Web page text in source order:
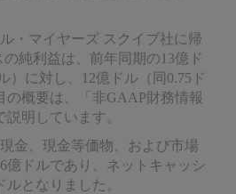
・マイヤーズ スクイブ社に帰
純利益は、前年同期の13億ド
）に対し、12億ドル（同0.75ド
の概要は、「非GAAP財務情報
明しています。
金、現金等価物、および市場
億ドルであり、ネットキャッシ
ルとなりました。